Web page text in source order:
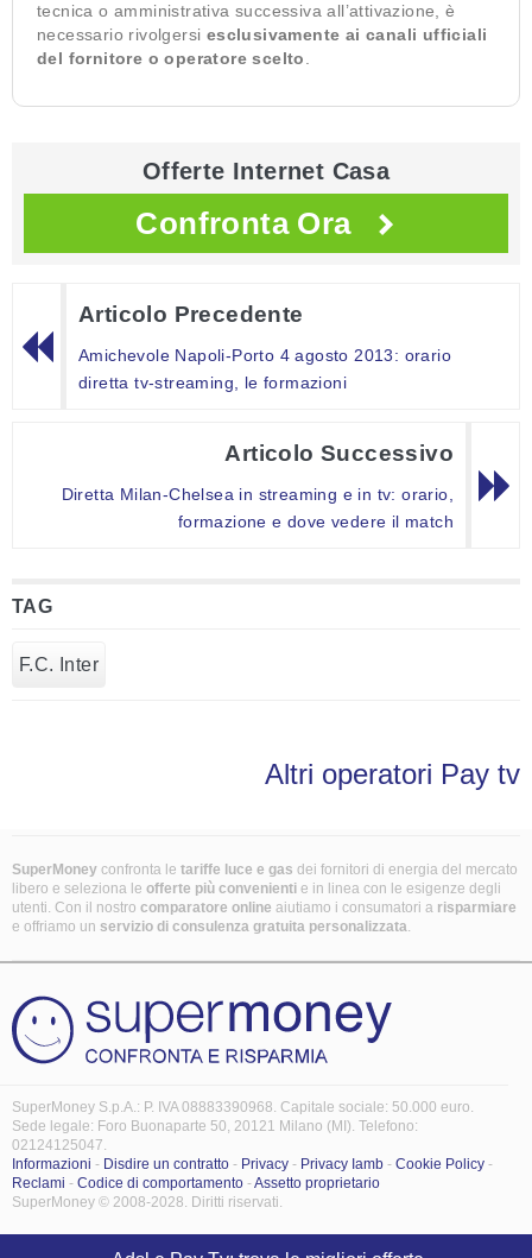
tecnica o amministrativa successiva all’attivazione, è
necessario rivolgersi esclusivamente ai canali ufficiali
del fornitore o operatore scelto
Offerte Internet Casa
Confronta Ora
Articolo Precedente
Amichevole Napoli-Porto 4 agosto 2013: orario
diretta tv-streaming, le formazioni
Articolo Successivo
Diretta Milan-Chelsea in streaming e in tv: orario,
formazione e dove vedere il match
TAG
F.C. Inter
Altri operatori Pay tv
SuperMoney confronta le tariffe luce e gas dei fornitori di energia del mercato
libero e seleziona le offerte più convenienti e in linea con le esigenze degli
utenti. Con il nostro comparatore online aiutiamo i consumatori a risparmiare
e offriamo un servizio di consulenza gratuita personalizzata.
SuperMoney S.p.A.: P. IVA 08883390968. Capitale sociale: 50.000 euro.
Sede legale: Foro Buonaparte 50, 20121 Milano (MI). Telefono:
02124125047.
Informazioni - Disdire un contratto - Privacy - Privacy Iamb - Cookie Policy -
Reclami - Codice di comportamento -Assetto proprietario
SuperMoney © 2008-2028. Diritti riservati.